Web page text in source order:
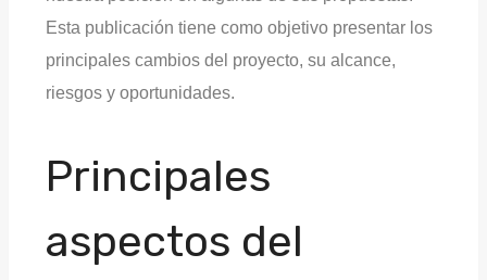
Esta publicación tiene como objetivo presentar los
principales cambios del proyecto, su alcance,
riesgos y oportunidades.
Principales
aspectos del